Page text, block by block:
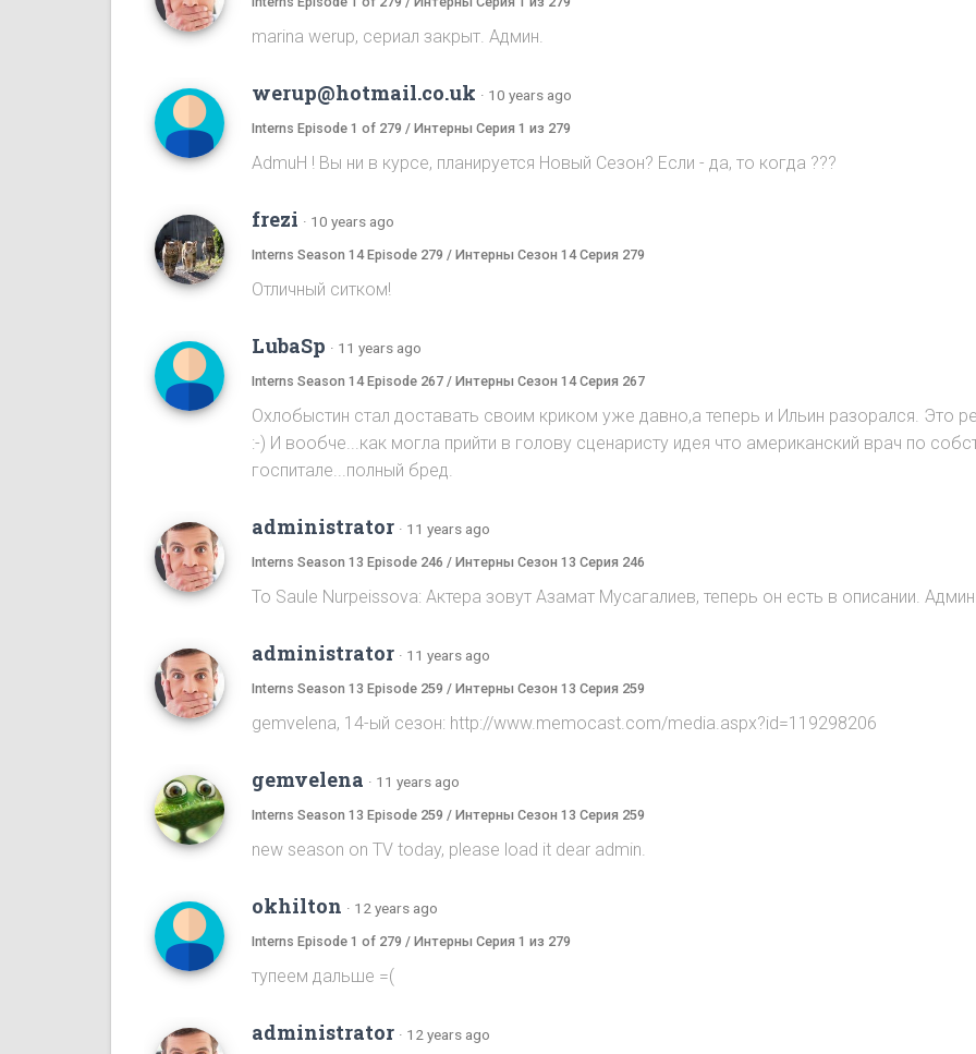
marina werup, сериал закрыт. Админ.
werup@hotmail.co.uk · 10 years ago
Interns Episode 1 of 279 / Интерны Серия 1 из 279
AdmuH ! Bы ни в курсе, планируется Hовый Cезон? Eсли - да, то когда ???
frezi · 10 years ago
Interns Season 14 Episode 279 / Интерны Сезон 14 Серия 279
Отличный ситком!
LubaSp · 11 years ago
Interns Season 14 Episode 267 / Интерны Сезон 14 Серия 267
Охлобыстин стал доставать своим криком уже давно,а теперь и Ильин разорался. Это
:-) И вообче...как могла прийти в голову сценаристу идея что американский врач по
госпитале...полный бред.
administrator · 11 years ago
Interns Season 13 Episode 246 / Интерны Сезон 13 Серия 246
To Saule Nurpeissova: Актера зовут Азамат Мусагалиев, теперь он есть в описании.
administrator · 11 years ago
Interns Season 13 Episode 259 / Интерны Сезон 13 Серия 259
gemvelena, 14-ый сезон: http://www.memocast.com/media.aspx?id=119298206
gemvelena · 11 years ago
Interns Season 13 Episode 259 / Интерны Сезон 13 Серия 259
new season on TV today, please load it dear admin.
okhilton · 12 years ago
Interns Episode 1 of 279 / Интерны Серия 1 из 279
тупеем дальше =(
administrator · 12 years ago